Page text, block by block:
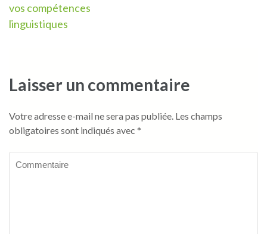
l’article
vos compétences
linguistiques
Laisser un commentaire
Votre adresse e-mail ne sera pas publiée. Les champs
obligatoires sont indiqués avec *